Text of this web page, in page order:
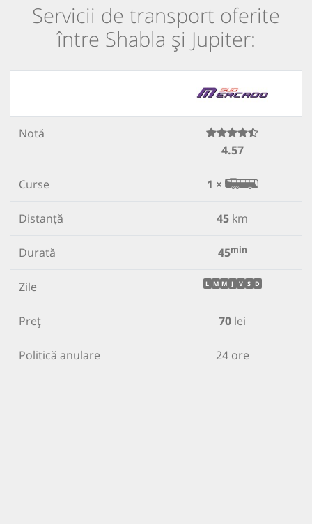
Servicii de transport oferite
între Shabla și Jupiter:
Notă
4.57
Curse 1 ×
Distanță 45 km
Durată 45min
Zile L M M J V S D
Preț 70 lei
Politică anulare 24 ore